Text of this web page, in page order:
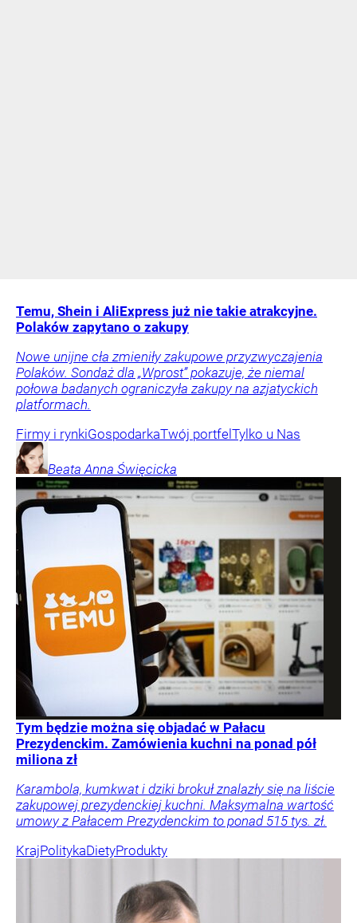
Temu, Shein i AliExpress już nie takie atrakcyjne.
Polaków zapytano o zakupy
Nowe unijne cła zmieniły zakupowe przyzwyczajenia
Polaków. Sondaż dla „Wprost” pokazuje, że niemal
połowa badanych ograniczyła zakupy na azjatyckich
platformach.
Firmy i rynkiGospodarkaTwój portfel Tylko u Nas
Beata Anna Święcicka
Tym będzie można się objadać w Pałacu
Prezydenckim. Zamówienia kuchni na ponad pół
miliona zł
Karambola, kumkwat i dziki brokuł znalazły się na liście
zakupowej prezydenckiej kuchni. Maksymalna wartość
umowy z Pałacem Prezydenckim to ponad 515 tys. zł.
KrajPolitykaDietyProdukty